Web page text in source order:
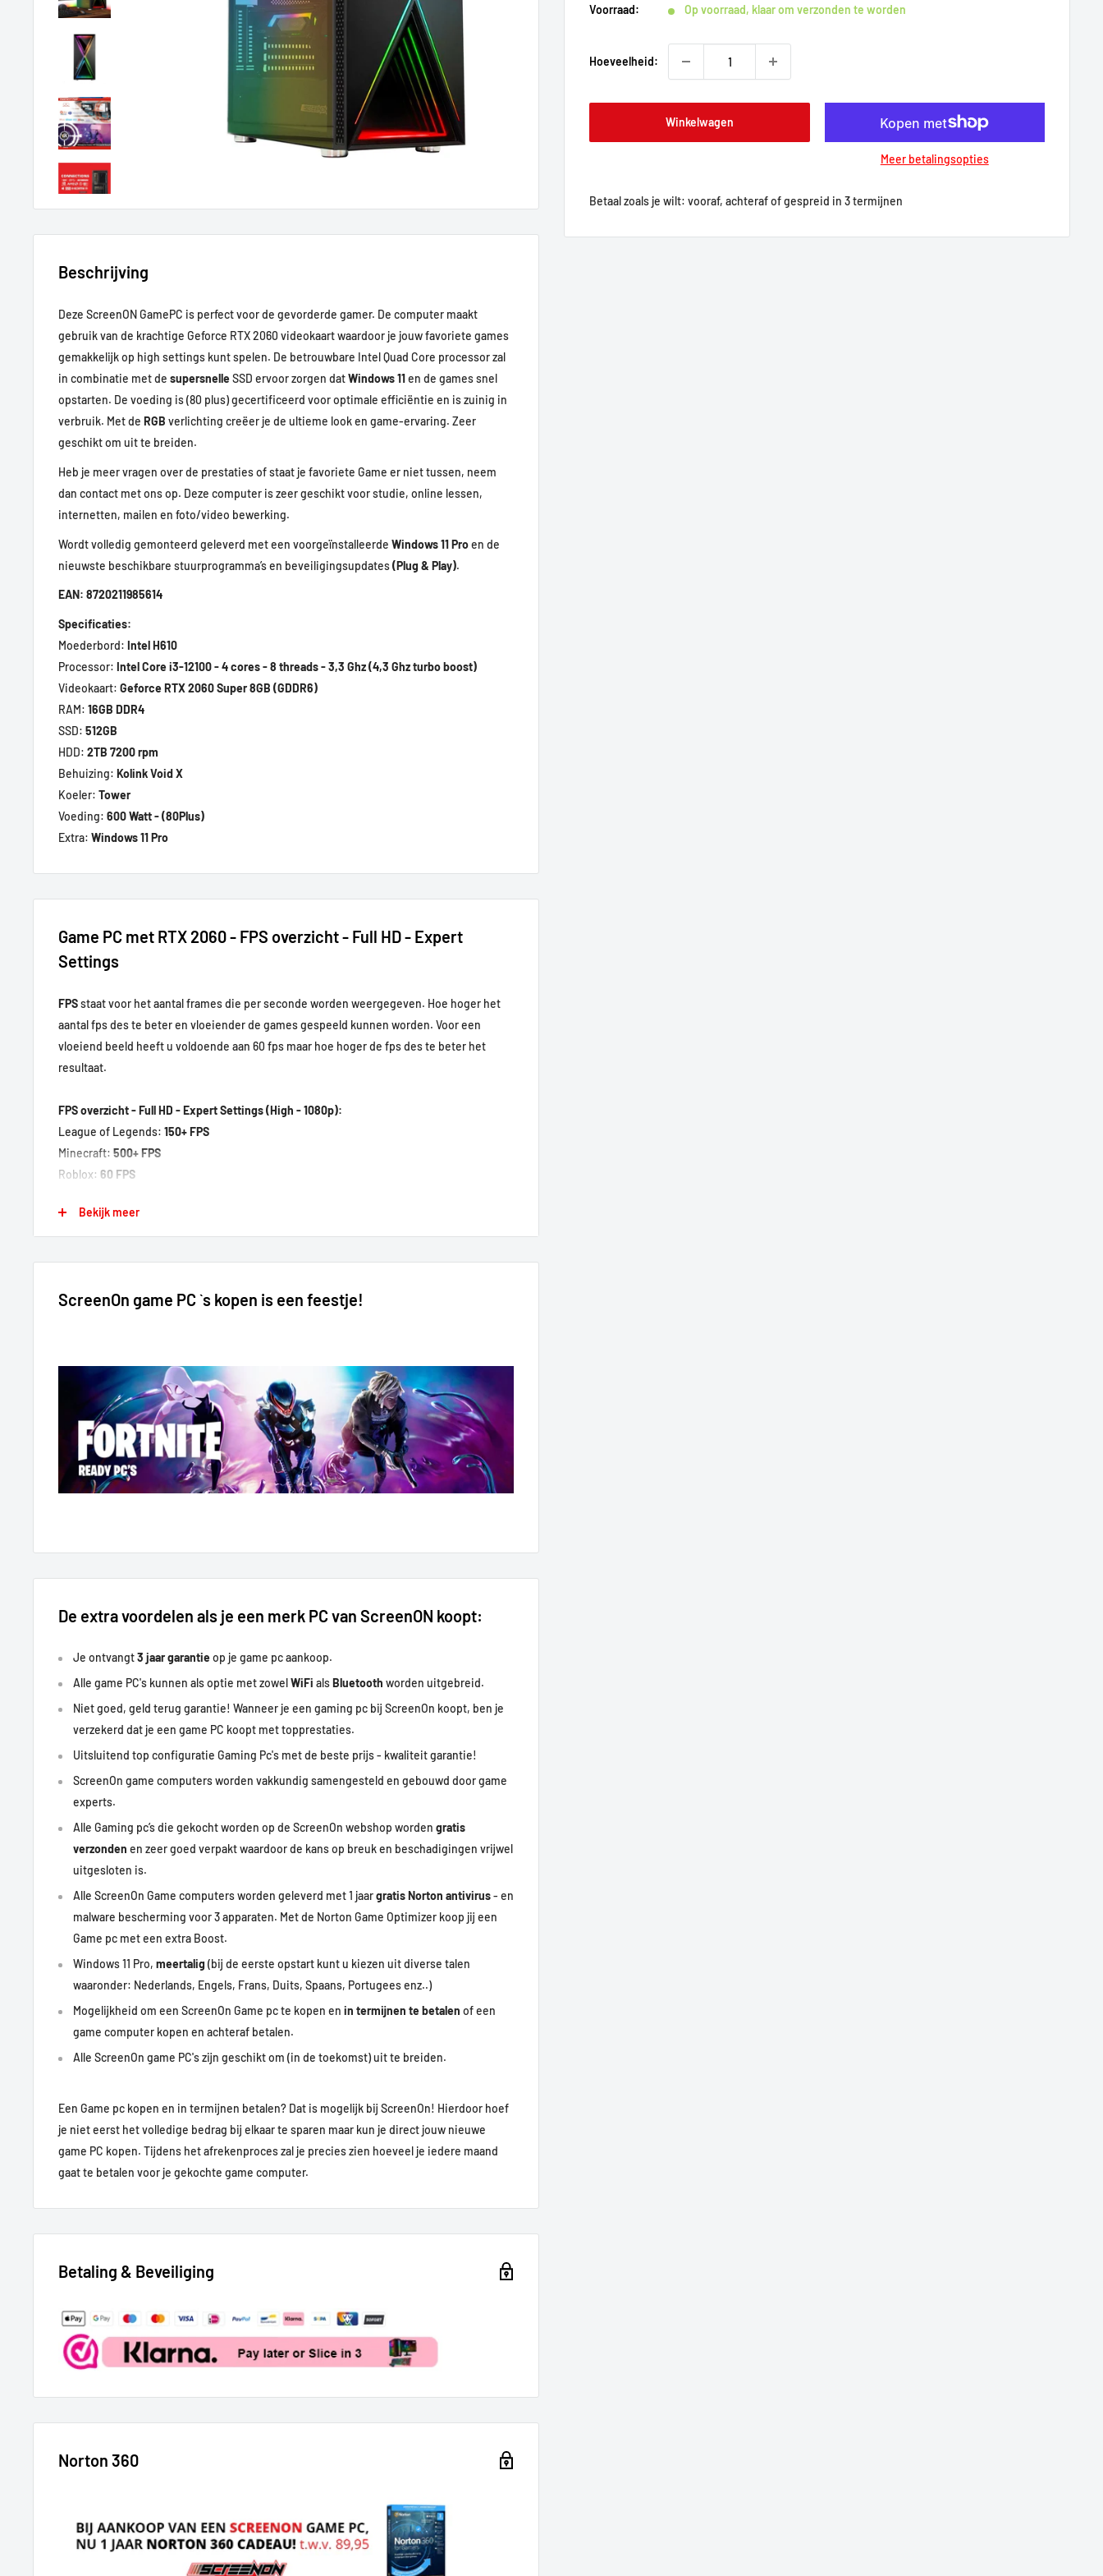
Voorraad: Op voorraad, klaar om verzonden te worden
Hoeveelheid:
Winkelwagen
Meer betalingsopties
Betaal zoals je wilt: vooraf, achteraf of gespreid in 3 termijnen
Beschrijving
Deze ScreenON GamePC is perfect voor de gevorderde gamer. De computer maakt
gebruik van de krachtige Geforce RTX 2060 videokaart waardoor je jouw favoriete games
gemakkelijk op high settings kunt spelen. De betrouwbare Intel Quad Core processor zal
in combinatie met de supersnelle SSD ervoor zorgen datWindows 11en de games snel
opstarten. De voeding is (80 plus) gecertificeerd voor optimale efficiëntie en is zuinig in
verbruik. Met de RGB verlichting creëer je de ultieme look en game-ervaring. Zeer
geschikt om uit te breiden.
Heb je meer vragen over de prestaties of staat je favoriete Game er niet tussen, neem
dan contact met ons op. Deze computer is zeer geschikt voor studie, online lessen,
internetten, mailen en foto/video bewerking.
Wordt volledig gemonteerd geleverd met een voorgeïnstalleerde Windows 11 Proen de
nieuwste beschikbare stuurprogramma’s en beveiligingsupdates(Plug & Play).
EAN: 8720211985614
Specificaties:
Moederbord: Intel H610
Processor: Intel Core i3-12100 - 4 cores - 8 threads - 3,3 Ghz (4,3 Ghz turbo boost)
Videokaart: Geforce RTX 2060 Super 8GB (GDDR6)
RAM: 16GB DDR4
SSD: 512GB
HDD: 2TB 7200 rpm
Behuizing: Kolink Void X
Koeler: Tower
Voeding: 600 Watt - (80Plus)
Extra: Windows 11 Pro
Game PC met RTX 2060 - FPS overzicht - Full HD - Expert
Settings
FPSstaat voor het aantal frames die per seconde worden weergegeven. Hoe hoger het
aantal fps des te beter en vloeiender de games gespeeld kunnen worden. Voor een
vloeiend beeld heeft u voldoende aan 60 fps maar hoe hoger de fps des te beter het
resultaat.
FPS overzicht - Full HD - Expert Settings (High - 1080p):
League of Legends: 150+ FPS
Minecraft: 500+ FPS
Roblox: 60 FPS
Dota 2:200+ FPS
Valorant:300+ FPS
World of Warcraft:200+ FPS
Apex Legends:100+ FPS
Overwatch 2:220+ FPS
GTA FiveM:60+ FPS
Rainbow 6:100+ FPS
Rust:80 FPS
Dead by Daylight:120 FPS
Diablo:100+FPS
The Cycle: Frontier:70+ FPS
Lost Ark:150+ FPS
Battlefield 4:170+ FPS
Destiny 2: 130+ FPS
PUBG: 150+ FPS
Forza Horizon 5: 120+ FPS
Monster Hunter: 80+ FPS
Ark:70+ FPS
Far Cry 6:90+ FPS
Call of Duty:100+ FPS
Guardians of the Galaxy:
Elden Ring: 50-60 FPS
Escape from Tarkov: 70 FPS
Deze GamePC met de Nvidia Geforce RTX 2060 is ook uitermate geschikt op Medium
Settings (Medium - 1080p) en behaald daarop minimaal 60 FPS met de volgende games:
Formule 1, New World, Resident Evil Village, Halo Infinite, Cyberpunk, Assasins Creed
Valhalla, Red Dead Redemption 2 en Battlefield 2042.
Bekijk meer
ScreenOn game PC `s kopen is een feestje!
De extra voordelen als je een merk PC van ScreenON koopt:
Je ontvangt3 jaar garantie op je game pc aankoop.
Alle game PC's kunnen als optie met zowelWiFi alsBluetooth worden uitgebreid.
Niet goed, geld terug garantie! Wanneer je een gaming pc bij ScreenOn koopt, ben je
verzekerd dat je een game PC koopt mettopprestaties.
Uitsluitend top configuratie Gaming Pc's met de beste prijs - kwaliteit garantie!
ScreenOn game computers worden vakkundig samengesteld en gebouwd door game
experts.
Alle Gaming pc’s die gekocht worden op de ScreenOn webshop worden gratis
verzonden en zeer goed verpakt waardoor de kans op breuk en beschadigingen vrijwel
uitgesloten is.
Alle ScreenOn Game computers worden geleverd met 1 jaargratis Norton antivirus- en
malware bescherming voor 3 apparaten. Met de Norton Game Optimizer koop jij een
Game pc met een extra Boost.
Windows 11 Pro, meertalig (bij de eerste opstart kunt u kiezen uit diverse talen
waaronder: Nederlands, Engels, Frans, Duits, Spaans, Portugees enz..)
Mogelijkheid om een ScreenOn Game pc te kopen en in termijnen te betalen of een
game computer kopen en achteraf betalen.
Alle ScreenOn game PC's zijn geschikt om (in de toekomst) uit te breiden.
Een Game pc kopen en in termijnen betalen? Dat is mogelijk bij ScreenOn! Hierdoor hoef
je niet eerst het volledige bedrag bij elkaar te sparen maar kun je direct jouw nieuwe
game PC kopen. Tijdens het afrekenproces zal je precies zien hoeveel je iedere maand
gaat te betalen voor je gekochte game computer.
Betaling & Beveiliging
Norton 360